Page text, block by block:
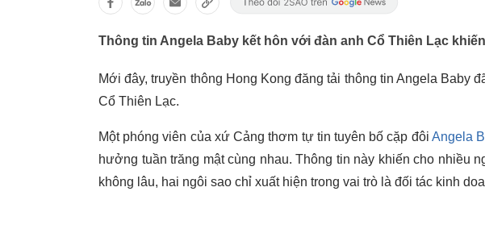
Thông tin Angela Baby kết hôn với đàn anh Cổ Thiên Lạc
Mới đây, truyền thông Hong Kong đăng tải thông tin Angela Baby
Cổ Thiên Lạc.
Một phóng viên của xứ Cảng thơm tự tin tuyên bố cặp đôi Angela
hưởng tuần trăng mật cùng nhau. Thông tin này khiến cho nhiều
không lâu, hai ngôi sao chỉ xuất hiện trong vai trò là đối tác kinh